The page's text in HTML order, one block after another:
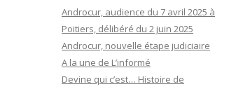
Androcur, audience du 7 avril 2025 à
Poitiers, délibéré du 2 juin 2025
Androcur, nouvelle étape judiciaire
A la une de L’informé
Devine qui c’est… Histoire de